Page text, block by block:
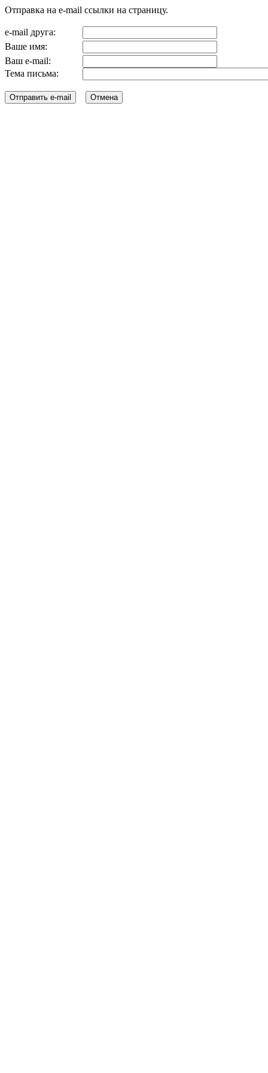
Отправка на e-mail ссылки на страницу.
e-mail друга:
Ваше имя:
Ваш e-mail:
Тема письма: